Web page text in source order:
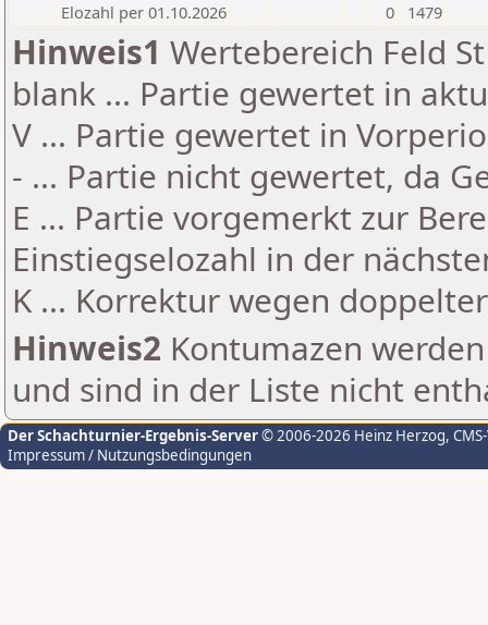
Elozahl per 01.10.2026
0 1479
Hinweis1 Wertebereich Feld
blank ... Partie gewertet in
V ... Partie gewertet in
- ... Partie nicht gewertet, da
E ... Partie vorgemerkt zur
Einstiegselozahl in der
K ... Korrektur wegen
Hinweis2 Kontumazen
und sind in der Liste nicht
Der Schachturnier-Ergebnis-Server© 2006-2026 Heinz Herzog,
Impressum / Nutzungsbedingungen